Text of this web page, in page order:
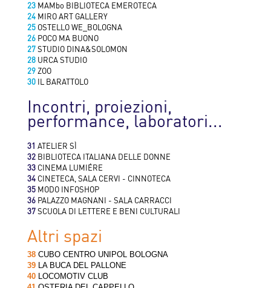
23 MAMbo BIBLIOTECA EMEROTECA
24 MIRO ART GALLERY
25 OSTELLO WE_BOLOGNA
26 POCO MA BUONO
27STUDIO DINA&SOLOMON
28 URCA STUDIO
29 ZOO
30 IL BARATTOLO
Incontri, proiezioni,
performance, laboratori...
31 ATELIER SÌ
32 BIBLIOTECA ITALIANA DELLE DONNE
33 CINEMA LUMIÉRE
34 CINETECA, SALA CERVI - CINNOTECA
35 MODO INFOSHOP
36 PALAZZO MAGNANI - SALA CARRACCI
37SCUOLA DI LETTERE E BENI CULTURALI
Altri spazi
38 CUBO CENTRO UNIPOL BOLOGNA
39 LA BUCA DEL PALLONE
40 LOCOMOTIV CLUB